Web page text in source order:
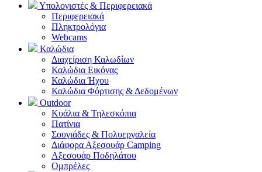
Υπολογιστές & Περιφερειακά
Περιφερειακά
Πληκτρολόγια
Webcams
Καλώδια
Διαχείριση Καλωδίων
Καλώδια Εικόνας
Καλώδια Ήχου
Καλώδια Φόρτισης & Δεδομένων
Outdoor
Κυάλια & Τηλεσκόπια
Πατίνια
Σουγιάδες & Πολυεργαλεία
Διάφορα Αξεσουάρ Camping
Αξεσουάρ Ποδηλάτου
Ομπρέλες